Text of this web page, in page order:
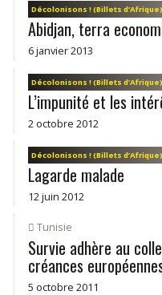
Décolonisons ! (Billets d’Afrique)
Abidjan, terra
6 janvier 2013
Décolonisons ! (Billets d’Afrique)
L’impunité et les
2 octobre 2012
Décolonisons ! (Billets d’Afrique)
Lagarde malade
12 juin 2012
Tunisie
Survie adhère au
créances
5 octobre 2011